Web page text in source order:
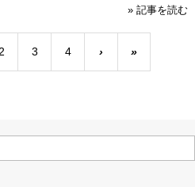
» 記事を読む
3 4 › »